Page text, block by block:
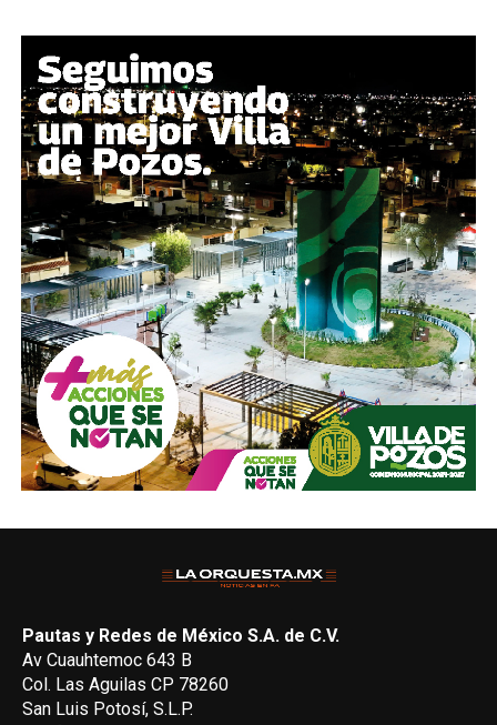
Pautas y Redes de México S.A. de C.V.
Av Cuauhtemoc 643 B
Col. Las Aguilas CP 78260
San Luis Potosí, S.L.P.